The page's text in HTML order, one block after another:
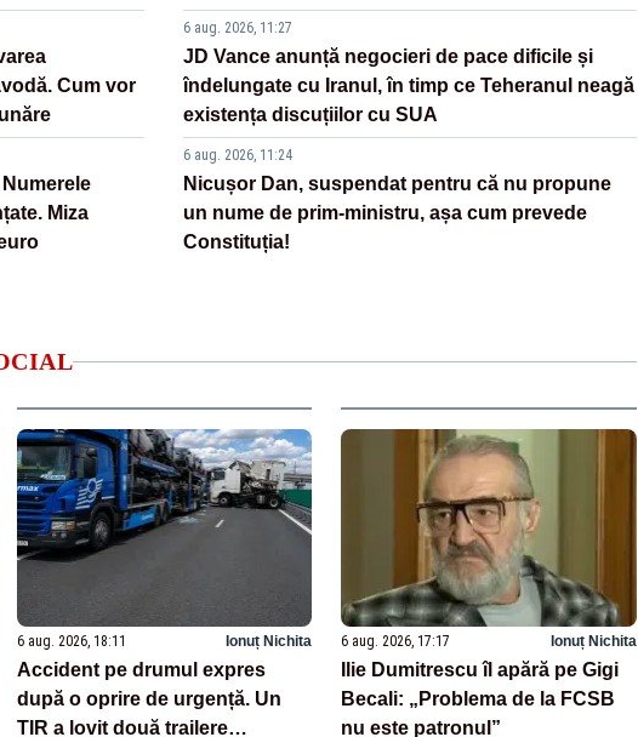
Cum vor
Miza
6 aug. 2026, 11:27
JD Vance anunță negocieri de pace dificile și
îndelungate cu Iranul, în timp ce Teheranul neagă
existența discuțiilor cu SUA
6 aug. 2026, 11:24
Nicușor Dan, suspendat pentru că nu propune
un nume de prim-ministru, așa cum prevede
Constituția!
6 aug. 2026, 18:11 Ionuț Nichita
Accident pe drumul expres
după o oprire de urgență. Un
TIR a lovit două trailere
6 aug. 2026, 17:17 Ionuț Nichita
Ilie Dumitrescu îl apără pe Gigi
Becali: „Problema de la FCSB
nu este patronul”